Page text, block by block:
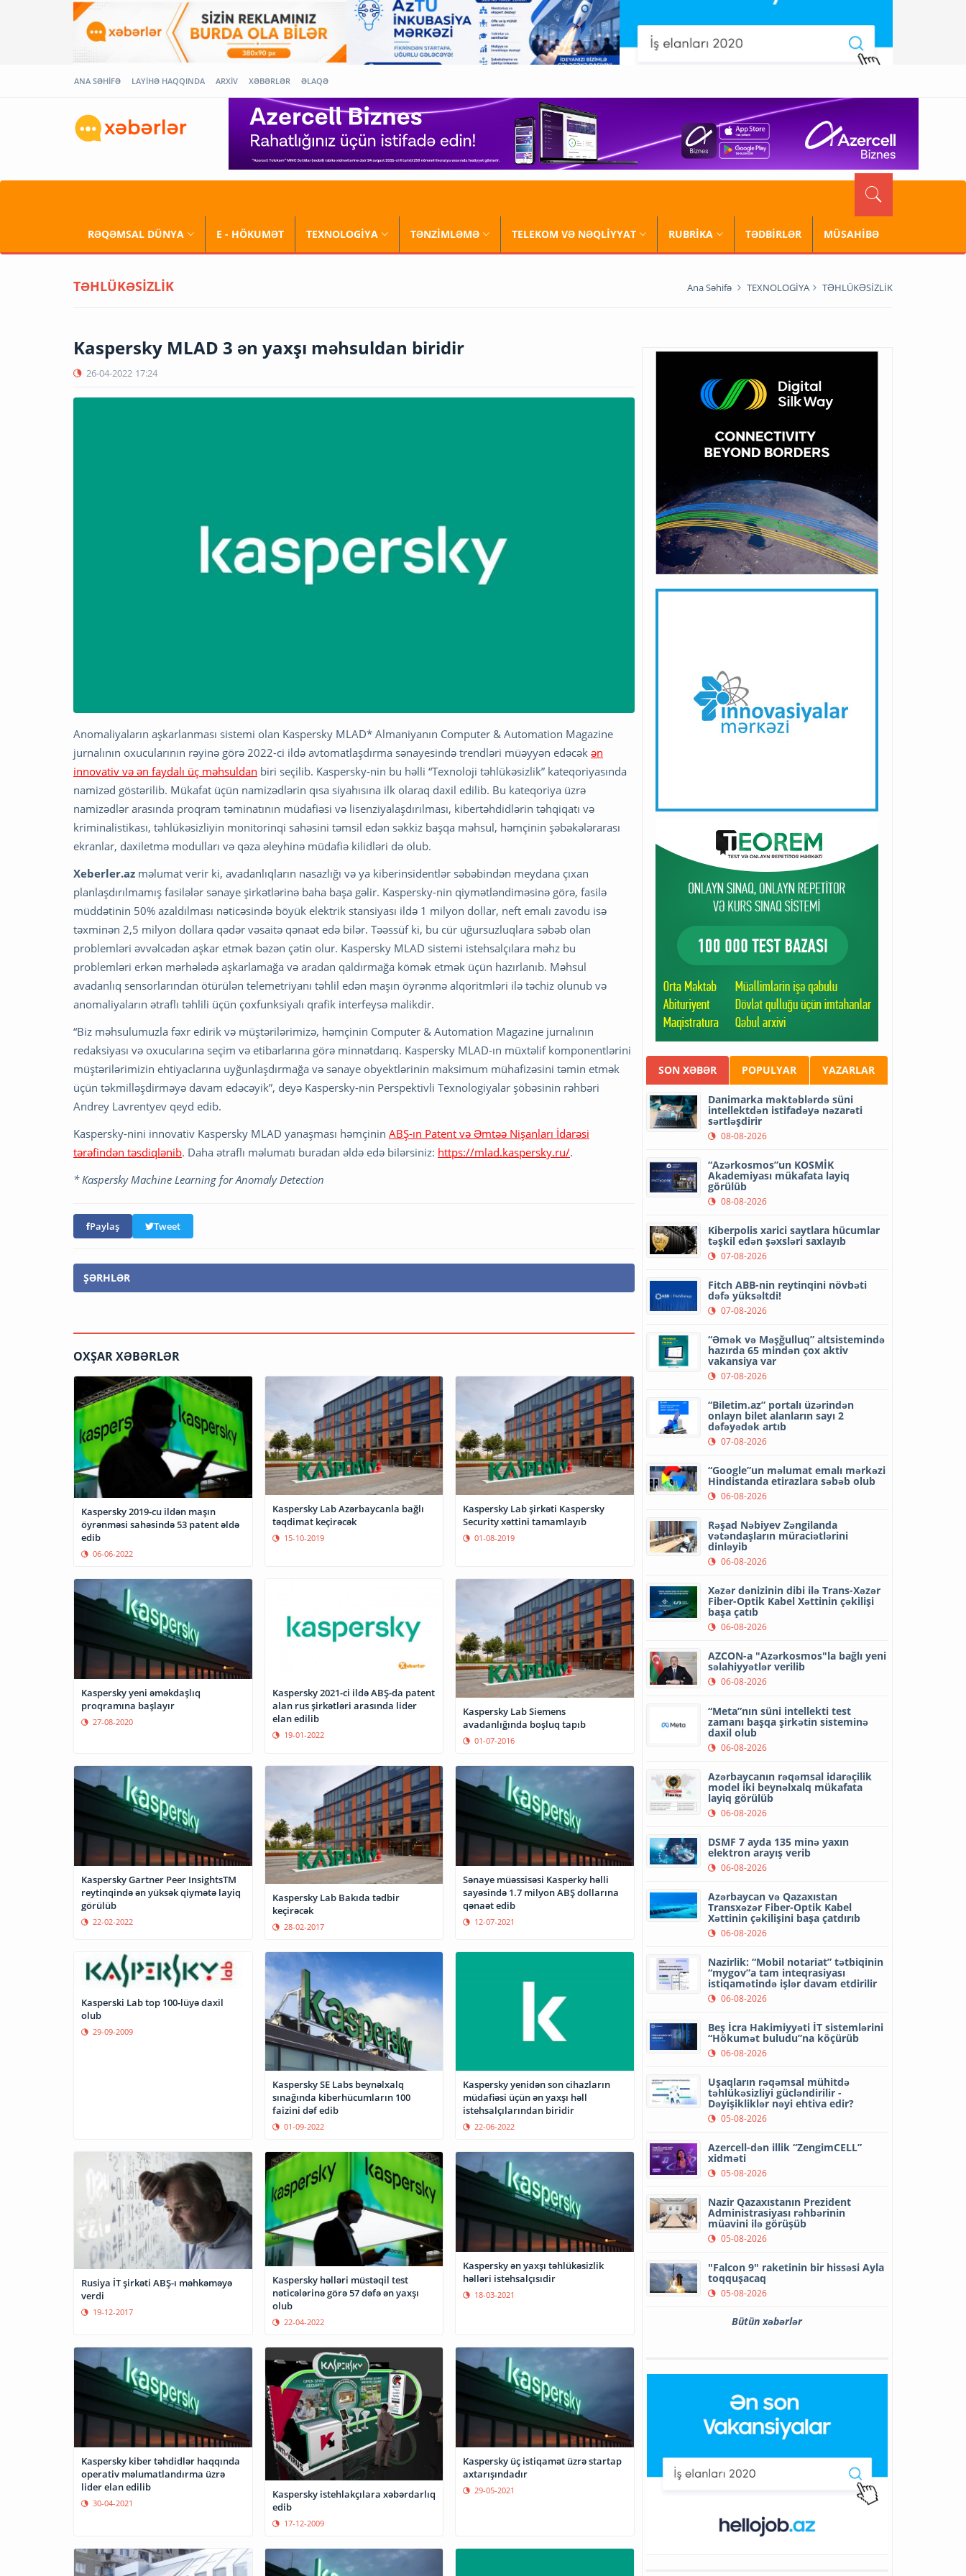
ANA SƏHİFƏ LAYİHƏ HAQQINDA ARXİV XƏBƏRLƏR ƏLAQƏ
RƏQƏMSAL DÜNYA E - HÖKUMƏT TEXNOLOGİYA TƏNZİMLƏMƏ TELEKOM VƏ NƏQLİYYAT RUBRİKA TƏDBİRLƏR MÜSAHİBƏ
TƏHLÜKƏSİZLİK Ana Səhifə TEXNOLOGİYA TƏHLÜKƏSİZLİK
Kaspersky MLAD 3 ən yaxşı məhsuldan biridir
26-04-2022 17:24
Anomaliyaların aşkarlanması sistemi olan Kaspersky MLAD* Almaniyanın Computer & Automation Magazine
jurnalının oxucularının rəyinə görə 2022-ci ildə avtomatlaşdırma sənayesində trendləri müəyyən edəcək ən
innovativ və ən faydalı üç məhsuldan biri seçilib. Kaspersky-nin bu həlli “Texnoloji təhlükəsizlik” kateqoriyasında
namizəd göstərilib. Mükafat üçün namizədlərin qısa siyahısına ilk olaraq daxil edilib. Bu kateqoriya üzrə
namizədlər arasında proqram təminatının müdafiəsi və lisenziyalaşdırılması, kibertəhdidlərin təhqiqatı və
kriminalistikası, təhlükəsizliyin monitorinqi sahəsini təmsil edən səkkiz başqa məhsul, həmçinin şəbəkələrarası
ekranlar, daxiletmə modulları və qəza əleyhinə müdafiə kilidləri də olub.
Xeberler.az məlumat verir ki, avadanlıqların nasazlığı və ya kiberinsidentlər səbəbindən meydana çıxan
planlaşdırılmamış fasilələr sənaye şirkətlərinə baha başa gəlir. Kaspersky-nin qiymətləndiməsinə görə, fasilə
müddətinin 50% azaldılması nəticəsində böyük elektrik stansiyası ildə 1 milyon dollar, neft emalı zavodu isə
təxminən 2,5 milyon dollara qədər vəsaitə qənaət edə bilər. Təəssüf ki, bu cür uğursuzluqlara səbəb olan
problemləri əvvəlcədən aşkar etmək bəzən çətin olur. Kaspersky MLAD sistemi istehsalçılara məhz bu
problemləri erkən mərhələdə aşkarlamağa və aradan qaldırmağa kömək etmək üçün hazırlanıb. Məhsul
avadanlıq sensorlarından ötürülən telemetriyanı təhlil edən maşın öyrənmə alqoritmləri ilə təchiz olunub və
anomaliyaların ətraflı təhlili üçün çoxfunksiyalı qrafik interfeysə malikdir.
“Biz məhsulumuzla fəxr edirik və müştərilərimizə, həmçinin Computer & Automation Magazine jurnalının
redaksiyası və oxucularına seçim və etibarlarına görə minnətdarıq. Kaspersky MLAD-ın müxtəlif komponentlərini
müştərilərimizin ehtiyaclarına uyğunlaşdırmağa və sənaye obyektlərinin maksimum mühafizəsini təmin etmək
üçün təkmilləşdirməyə davam edəcəyik”, deyə Kaspersky-nin Perspektivli Texnologiyalar şöbəsinin rəhbəri
Andrey Lavrentyev qeyd edib.
Kaspersky-nini innovativ Kaspersky MLAD yanaşması həmçinin ABŞ-ın Patent və Əmtəə Nişanları İdarəsi
tərəfindən təsdiqlənib. Daha ətraflı məlumatı buradan əldə edə bilərsiniz: https://mlad.kaspersky.ru/.
* Kaspersky Machine Learning for Anomaly Detection
Paylaş Tweet
ŞƏRHLƏR
OXŞAR XƏBƏRLƏR
Kaspersky 2019-cu ildən maşın
öyrənməsi sahəsində 53 patent əldə
edib
06-06-2022
Kaspersky Lab Azərbaycanla bağlı
təqdimat keçirəcək
15-10-2019
Kaspersky Lab şirkəti Kaspersky
Security xəttini tamamlayıb
01-08-2019
Kaspersky yeni əməkdaşlıq
proqramına başlayır
27-08-2020
Kaspersky 2021-ci ildə ABŞ-da patent
alan rus şirkətləri arasında lider
elan edilib
19-01-2022
Kaspersky Lab Siemens
avadanlığında boşluq tapıb
01-07-2016
Kaspersky Gartner Peer InsightsTM
reytinqində ən yüksək qiymətə layiq
görülüb
22-02-2022
Kaspersky Lab Bakıda tədbir
keçirəcək
28-02-2017
Sənaye müəssisəsi Kasperky həlli
sayəsində 1.7 milyon ABŞ dollarına
qənaət edib
12-07-2021
Kasperski Lab top 100-lüyə daxil
olub
29-09-2009
Kaspersky SE Labs beynəlxalq
sınağında kiberhücumların 100
faizini dəf edib
01-09-2022
Kaspersky yenidən son cihazların
müdafiəsi üçün ən yaxşı həll
istehsalçılarından biridir
22-06-2022
Rusiya İT şirkəti ABŞ-ı məhkəməyə
verdi
19-12-2017
Kaspersky həlləri müstəqil test
nəticələrinə görə 57 dəfə ən yaxşı
olub
22-04-2022
Kaspersky ən yaxşı təhlükəsizlik
həlləri istehsalçısıdir
18-03-2021
Kaspersky kiber təhdidlər haqqında
operativ məlumatlandırma üzrə
lider elan edilib
30-04-2021
Kaspersky istehlakçılara xəbərdarlıq
edib
17-12-2009
Kaspersky üç istiqamət üzrə startap
axtarışındadır
29-05-2021
SON XƏBƏR POPULYAR YAZARLAR
Danimarka məktəblərdə süni
intellektdən istifadəyə nəzarəti
sərtləşdirir
08-08-2026
“Azərkosmos”un KOSMİK
Akademiyası mükafata layiq
görülüb
08-08-2026
Kiberpolis xarici saytlara hücumlar
təşkil edən şəxsləri saxlayıb
07-08-2026
Fitch ABB-nin reytinqini növbəti
dəfə yüksəltdi!
07-08-2026
“Əmək və Məşğulluq” altsistemində
hazırda 65 mindən çox aktiv
vakansiya var
07-08-2026
“Biletim.az” portalı üzərindən
onlayn bilet alanların sayı 2
dəfəyədək artıb
07-08-2026
“Google”un məlumat emalı mərkəzi
Hindistanda etirazlara səbəb olub
06-08-2026
Rəşad Nəbiyev Zəngilanda
vətəndaşların müraciətlərini
dinləyib
06-08-2026
Xəzər dənizinin dibi ilə Trans-Xəzər
Fiber-Optik Kabel Xəttinin çəkilişi
başa çatıb
06-08-2026
AZCON-a "Azərkosmos"la bağlı yeni
səlahiyyətlər verilib
06-08-2026
“Meta”nın süni intellekti test
zamanı başqa şirkətin sisteminə
daxil olub
06-08-2026
Azərbaycanın rəqəmsal idarəçilik
model iki beynəlxalq mükafata
layiq görülüb
06-08-2026
DSMF 7 ayda 135 minə yaxın
elektron arayış verib
06-08-2026
Azərbaycan və Qazaxıstan
Transxəzər Fiber-Optik Kabel
Xəttinin çəkilişini başa çatdırıb
06-08-2026
Nazirlik: “Mobil notariat” tətbiqinin
“mygov”a tam inteqrasiyası
istiqamətində işlər davam etdirilir
06-08-2026
Beş İcra Hakimiyyəti İT sistemlərini
“Hökumət buludu”na köçürüb
06-08-2026
Uşaqların rəqəmsal mühitdə
təhlükəsizliyi gücləndirilir -
Dəyişikliklər nəyi ehtiva edir?
05-08-2026
Azercell-dən illik “ZengimCELL”
xidməti
05-08-2026
Nazir Qazaxıstanın Prezident
Administrasiyası rəhbərinin
müavini ilə görüşüb
05-08-2026
"Falcon 9" raketinin bir hissəsi Ayla
toqquşacaq
05-08-2026
Bütün xəbərlər